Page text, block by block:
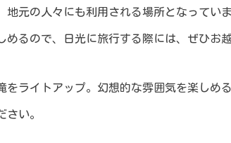
地元の人々にも利用される場所となってい
るので、日光に旅行する際には、ぜひお越
をライトアップ。幻想的な雰囲気を楽しめ
さい。